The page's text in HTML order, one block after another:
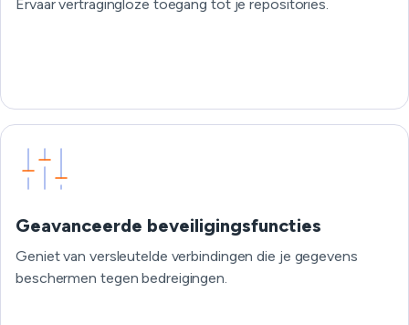
Ervaar vertragingloze toegang tot je repositories.
Geavanceerde beveiligingsfuncties
Geniet van versleutelde verbindingen die je gegevens
beschermen tegen bedreigingen.